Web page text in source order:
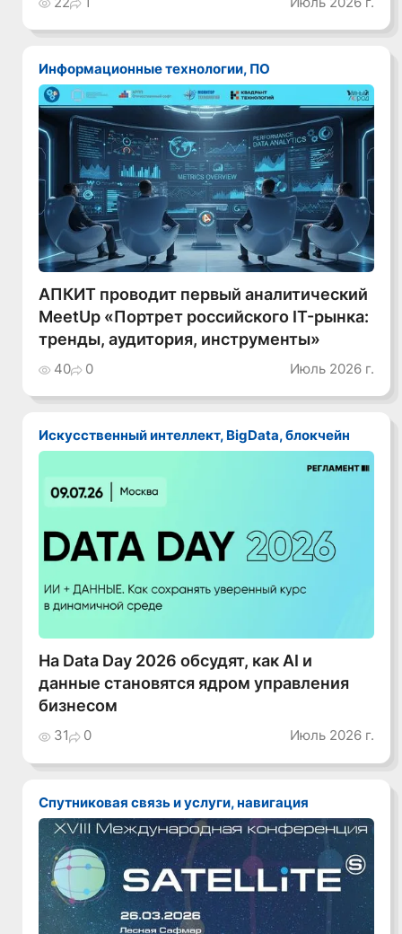
Информационные технологии, ПО
АПКИТ проводит первый аналитический
MeetUp «Портрет российского IT-рынка:
тренды, аудитория, инструменты»
40 0 Июль 2026 г.
Искусственный интеллект, BigData, блокчейн
На Data Day 2026 обсудят, как AI и
данные становятся ядром управления
бизнесом
31 0 Июль 2026 г.
Спутниковая связь и услуги, навигация